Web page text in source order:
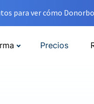
para ver cómo
Precios